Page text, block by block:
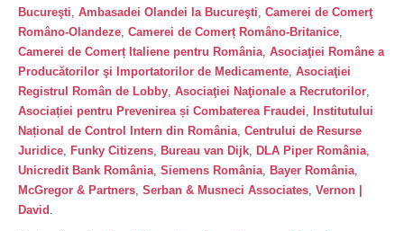
Bucureşti, Ambasadei Olandei la Bucureşti, Camerei de Comerţ
Româno-Olandeze, Camerei de Comerț Româno-Britanice,
Camerei de Comerț Italiene pentru România, Asociaţiei Române a
Producătorilor şi Importatorilor de Medicamente, Asociaţiei
Registrul Român de Lobby, Asociaţiei Naţionale a Recrutorilor,
Asociației pentru Prevenirea și Combaterea Fraudei,
Institutului
Național de Control Intern din România, Centrului de Resurse
Juridice, Funky Citizens, Bureau van Dijk, DLA Piper România,
Unicredit Bank România, Siemens România, Bayer România,
McGregor & Partners, Serban & Musneci Associates, Vernon |
David .